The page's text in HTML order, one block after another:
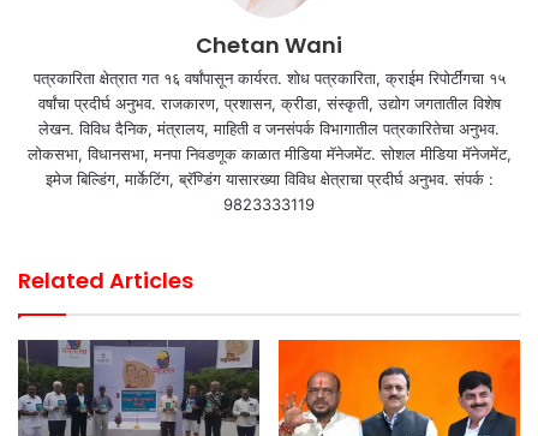
Chetan Wani
पत्रकारिता क्षेत्रात गत १६ वर्षांपासून कार्यरत. शोध पत्रकारिता, क्राईम रिपोर्टींगचा १५
वर्षांचा प्रदीर्घ अनुभव. राजकारण, प्रशासन, क्रीडा, संस्कृती, उद्योग जगतातील विशेष
लेखन. विविध दैनिक, मंत्रालय, माहिती व जनसंपर्क विभागातील पत्रकारितेचा अनुभव.
लोकसभा, विधानसभा, मनपा निवडणूक काळात मीडिया मॅनेजमेंट. सोशल मीडिया मॅनेजमेंट,
इमेज बिल्डिंग, मार्केटिंग, ब्रॅण्डिंग यासारख्या विविध क्षेत्राचा प्रदीर्घ अनुभव. संपर्क :
9823333119
Related Articles